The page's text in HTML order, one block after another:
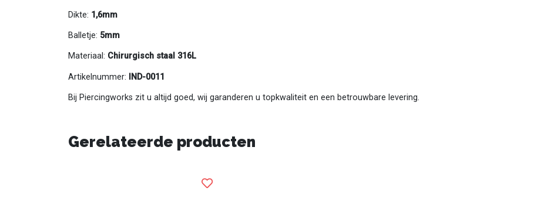
Dikte: 1,6mm
Balletje: 5mm
Materiaal: Chirurgisch staal 316L
Artikelnummer: IND-0011
Bij Piercingworks zit u altijd goed, wij garanderen u topkwaliteit en een betrouwbare levering.
Gerelateerde producten